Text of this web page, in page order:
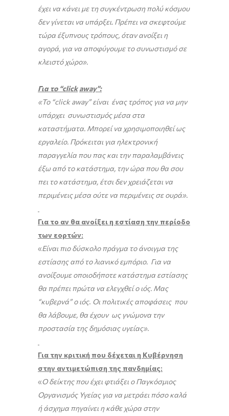
έχει να κάνει με τη συγκέντρωση πολύ κόσμου
δεν γίνεται να υπάρξει. Πρέπει να σκεφτούμε
τώρα έξυπνους τρόπους, όταν ανοίξει η
αγορά, για να αποφύγουμε το συνωστισμό σε
κλειστό χώρο».
Για το “click away”:
«Το “click away” είναι ένας τρόπος για να μην
υπάρχει συνωστισμός μέσα στα
καταστήματα. Μπορεί να χρησιμοποιηθεί ως
εργαλείο. Πρόκειται για ηλεκτρονική
παραγγελία που πας και την παραλαμβάνεις
έξω από το κατάστημα, την ώρα που θα σου
πει το κατάστημα, έτσι δεν χρειάζεται να
περιμένεις μέσα ούτε να περιμένεις σε ουρά».
Για το αν θα ανοίξει η εστίαση την περίοδο
των εορτών:
«Είναι πιο δύσκολο πράγμα το άνοιγμα της
εστίασης από το λιανικό εμπόριο. Για να
ανοίξουμε οποιοδήποτε κατάστημα εστίασης
θα πρέπει πρώτα να ελεγχθεί ο ιός. Μας
“κυβερνά” ο ιός. Οι πολιτικές αποφάσεις που
θα λάβουμε, θα έχουν ως γνώμονα την
προστασία της δημόσιας υγείας».
Για την κριτική που δέχεται η Κυβέρνηση
στην αντιμετώπιση της πανδημίας:
«Ο δείκτης που έχει φτιάξει ο Παγκόσμιος
Οργανισμός Υγείας για να μετράει πόσο καλά
ή άσχημα πηγαίνει η κάθε χώρα στην